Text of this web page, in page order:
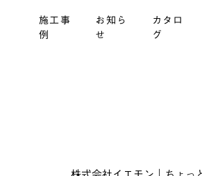
施工事
例
お知ら
せ
カタロ
グ